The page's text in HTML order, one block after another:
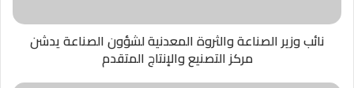
نائب وزير الصناعة والثروة المعدنية لشؤون الصناعة يدشن
مركز التصنيع والإنتاج المتقدم